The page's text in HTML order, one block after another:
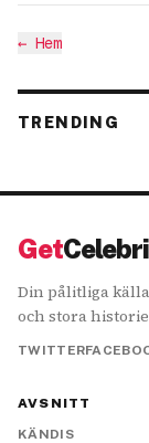
← Hem
TRENDING
Get
Din pålitliga
och stora
TWITTER
AVSNITT
KÄNDIS